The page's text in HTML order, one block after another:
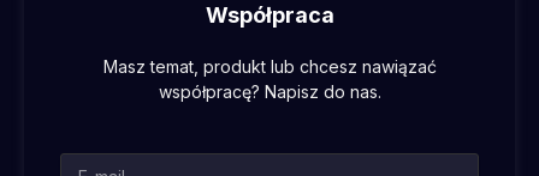
Współpraca
Masz temat, produkt lub chcesz nawiązać
współpracę? Napisz do nas.